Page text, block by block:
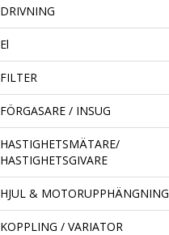
DRIVNING
El
FILTER
FÖRGASARE / INSUG
HASTIGHETSMÄTARE/
HASTIGHETSGIVARE
HJUL & MOTORUPPHÄNGNING
KOPPLING / VARIATOR